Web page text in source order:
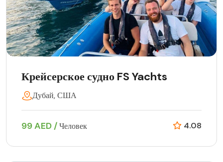
Крейсерское судно FS Yachts
Дубай, США
99 AED /Человек 4.08